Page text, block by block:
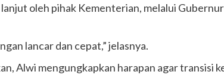
oleh pihak Kementerian, melalui
lancar dan cepat,” jelasnya.
Alwi mengungkapkan harapan agar transisi